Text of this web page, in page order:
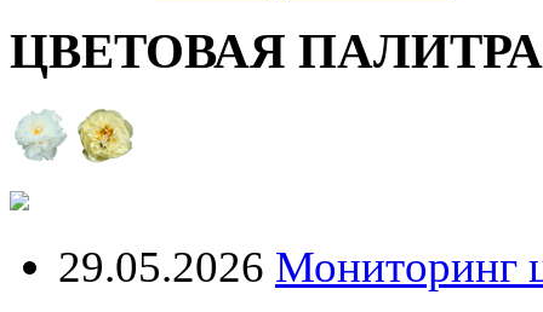
ЦВЕТОВАЯ
29.05.2026 Мониторинг